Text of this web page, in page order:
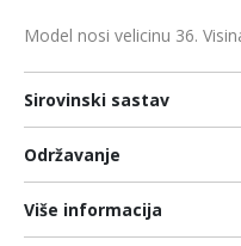
Model nosi velicinu 36.
Sirovinski sastav
Održavanje
Više informacija